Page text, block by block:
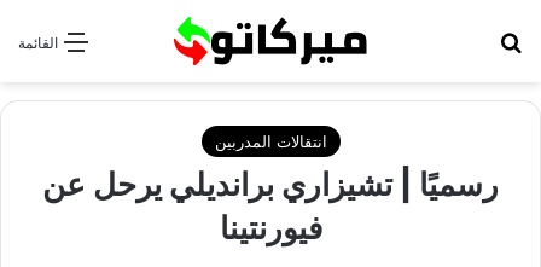
القائمة
انتقالات المدربين
رسميًا | تشيزاري برانديلي يرحل عن
فيورنتينا